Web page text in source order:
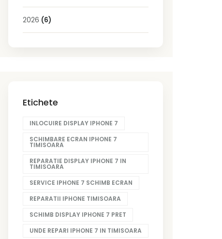
2026 (6)
Etichete
INLOCUIRE DISPLAY IPHONE 7
SCHIMBARE ECRAN IPHONE 7
TIMISOARA
REPARATIE DISPLAY IPHONE 7 IN
TIMISOARA
SERVICE IPHONE 7 SCHIMB ECRAN
REPARATII IPHONE TIMISOARA
SCHIMB DISPLAY IPHONE 7 PRET
UNDE REPARI IPHONE 7 IN TIMISOARA